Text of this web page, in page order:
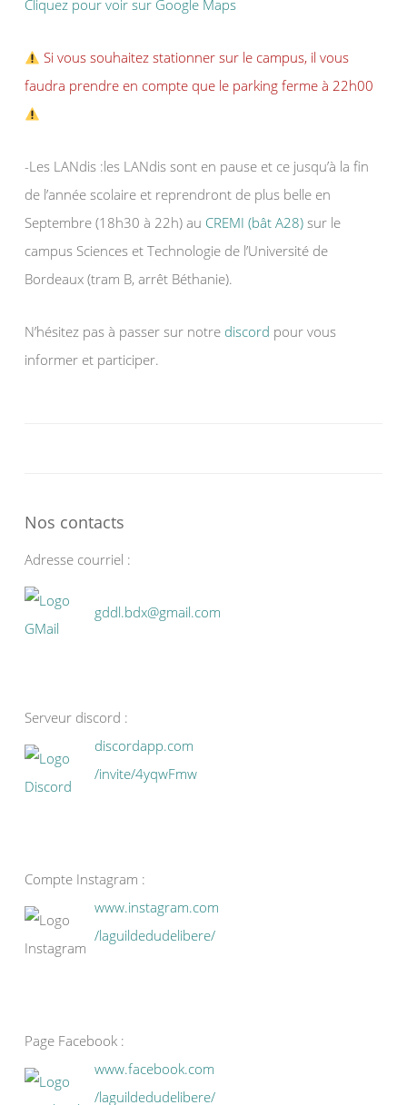
Cliquez pour voir sur Google Maps
Si vous souhaitez stationner sur le campus, il vous
faudra prendre en compte que le parking ferme à 22h00
-Les LANdis :les LANdis sont en pause et ce jusqu’à la fin
de l’année scolaire et reprendront de plus belle en
Septembre (18h30 à 22h) au CREMI (bât A28) sur le
campus Sciences et Technologie de l’Université de
Bordeaux (tram B, arrêt Béthanie).
N’hésitez pas à passer sur notre discord pour vous
informer et participer.
Nos contacts
Adresse courriel :
gddl.bdx@gmail.com
Serveur discord :
discordapp.com
/invite/4yqwFmw
Compte Instagram :
www.instagram.com
/laguildedudelibere/
Page Facebook :
www.facebook.com
/laguildedudelibere/